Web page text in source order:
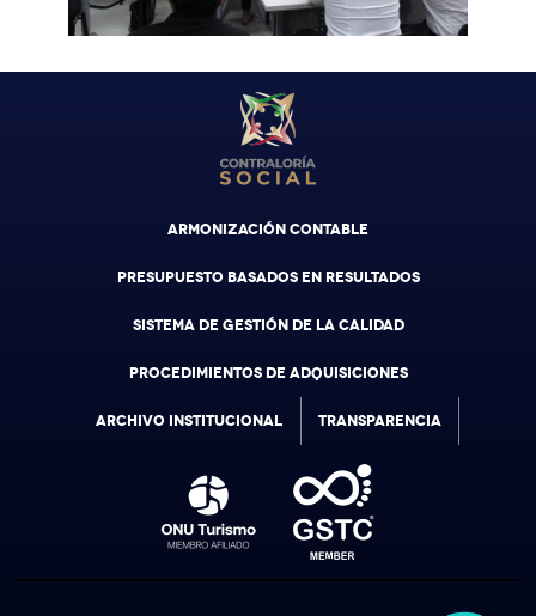
ARMONIZACIÓN CONTABLE
PRESUPUESTO BASADOS EN RESULTADOS
SISTEMA DE GESTIÓN DE LA CALIDAD
PROCEDIMIENTOS DE ADQUISICIONES
ARCHIVO INSTITUCIONAL TRANSPARENCIA